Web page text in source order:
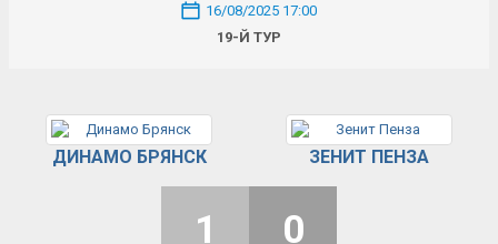
16/08/2025 17:00
19-Й ТУР
ДИНАМО БРЯНСК ЗЕНИТ ПЕНЗА
1 0